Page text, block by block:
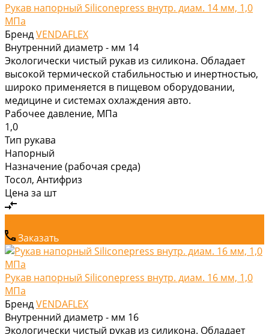
Рукав напорный Siliconepress внутр. диам. 14 мм, 1,0
МПа
БрендVENDAFLEX
Внутренний диаметр - мм 14
Экологически чистый рукав из силикона. Обладает
высокой термической стабильностью и инертностью,
широко применяется в пищевом оборудовании,
медицине и системах охлаждения авто.
Рабочее давление, МПа
1,0
Тип рукава
Напорный
Назначение (рабочая среда)
Тосол, Антифриз
Цена за шт
Заказать
Рукав напорный Siliconepress внутр. диам. 16 мм, 1,0
МПа
БрендVENDAFLEX
Внутренний диаметр - мм 16
Экологически чистый рукав из силикона. Обладает